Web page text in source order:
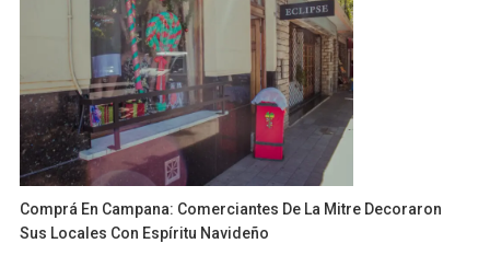
Comprá En Campana: Comerciantes De La Mitre Decoraron
Sus Locales Con Espíritu Navideño